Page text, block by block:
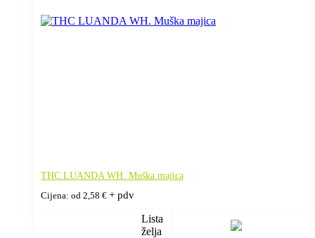
THC LUANDA WH. Muška majica
Cijena: od 2,58 € + pdv
Lista
želja